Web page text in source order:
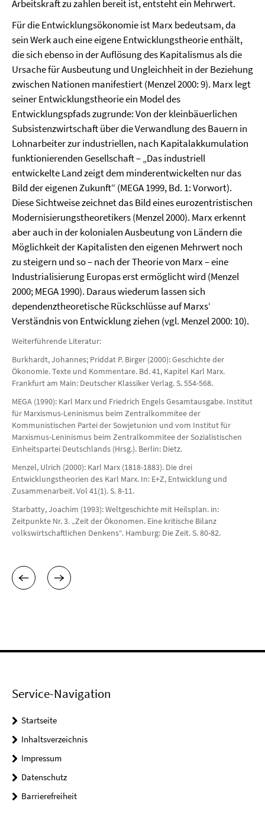
Arbeitskraft zu zahlen bereit ist, entsteht ein Mehrwert.
Für die Entwicklungsökonomie ist Marx bedeutsam, da
sein Werk auch eine eigene Entwicklungstheorie enthält,
die sich ebenso in der Auflösung des Kapitalismus als die
Ursache für Ausbeutung und Ungleichheit in der Beziehung
zwischen Nationen manifestiert (Menzel 2000: 9). Marx legt
seiner Entwicklungstheorie ein Model des
Entwicklungspfads zugrunde: Von der kleinbäuerlichen
Subsistenzwirtschaft über die Verwandlung des Bauern in
Lohnarbeiter zur industriellen, nach Kapitalakkumulation
funktionierenden Gesellschaft – „Das industriell
entwickelte Land zeigt dem minderentwickelten nur das
Bild der eigenen Zukunft“ (MEGA 1999, Bd. 1: Vorwort).
Diese Sichtweise zeichnet das Bild eines eurozentristischen
Modernisierungstheoretikers (Menzel 2000). Marx erkennt
aber auch in der kolonialen Ausbeutung von Ländern die
Möglichkeit der Kapitalisten den eigenen Mehrwert noch
zu steigern und so – nach der Theorie von Marx – eine
Industrialisierung Europas erst ermöglicht wird (Menzel
2000; MEGA 1990). Daraus wiederum lassen sich
dependenztheoretische Rückschlüsse auf Marxs‘
Verständnis von Entwicklung ziehen (vgl. Menzel 2000: 10).
Weiterführende Literatur:
Burkhardt, Johannes; Priddat P. Birger (2000): Geschichte der
Ökonomie. Texte und Kommentare. Bd. 41, Kapitel Karl Marx.
Frankfurt am Main: Deutscher Klassiker Verlag. S. 554-568.
MEGA (1990): Karl Marx und Friedrich Engels Gesamtausgabe. Institut
für Marxismus-Leninismus beim Zentralkommitee der
Kommunistischen Partei der Sowjetunion und vom Institut für
Marxismus-Leninismus beim Zentralkommitee der Sozialistischen
Einheitspartei Deutschlands (Hrsg.). Berlin: Dietz.
Menzel, Ulrich (2000): Karl Marx (1818-1883). Die drei
Entwicklungstheorien des Karl Marx. In: E+Z, Entwicklung und
Zusammenarbeit. Vol 41(1). S. 8-11.
Starbatty, Joachim (1993): Weltgeschichte mit Heilsplan. in:
Zeitpunkte Nr. 3. „Zeit der Ökonomen. Eine kritische Bilanz
volkswirtschaftlichen Denkens“. Hamburg: Die Zeit. S. 80-82.
Service-Navigation
Startseite
Inhaltsverzeichnis
Impressum
Datenschutz
Barrierefreiheit